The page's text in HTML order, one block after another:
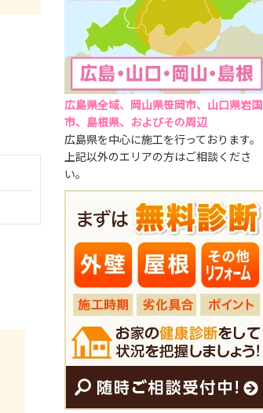
広島県全域、岡山県笹岡市、山口県岩国
市、島根県、およびその周辺
広島県を中心に施工を行っております。
上記以外のエリアの方はご相談くださ
い。